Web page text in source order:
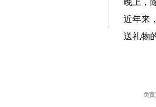
晚上，
近年来
送礼物
免责